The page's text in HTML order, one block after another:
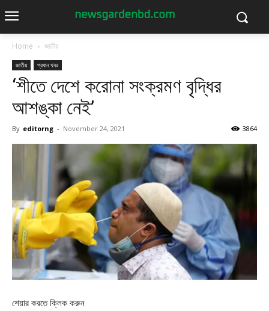
Home জাতীয়
জাতীয় প্রধান খবর
‘শীতে দেশে করোনা সংক্রমণ বৃদ্ধির
আশঙ্কা নেই’
By editorng - November 24, 2021 3864
শেয়ার করতে ক্লিক করুন